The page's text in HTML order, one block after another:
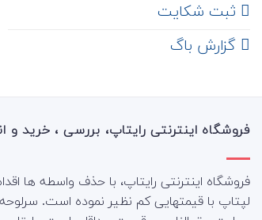
ثبت شکایت
‌ گزارش باگ
فروشگاه اینترنتی رایتاپ، بررسی ، خرید
فروشگاه اینترنتی رایتاپ، با حذف واسطه ها
لپتاپ با قیمتهایی کم نظیر نموده است.